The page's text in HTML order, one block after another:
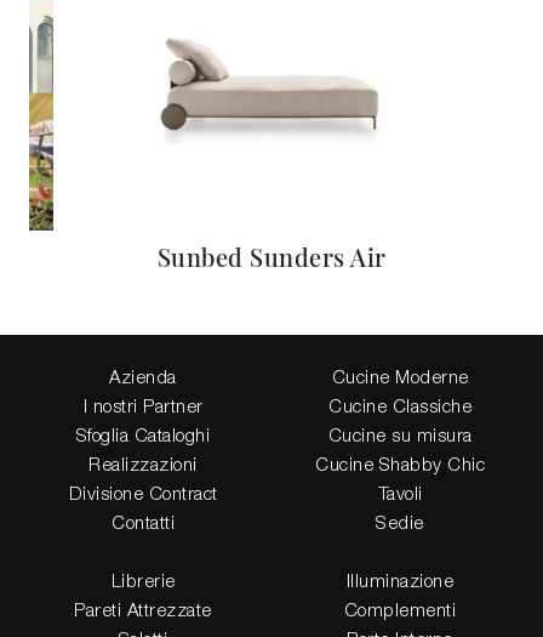
Sunbed Sunders Air
Azienda
I nostri Partner
Sfoglia Cataloghi
Realizzazioni
Divisione Contract
Contatti
Cucine Moderne
Cucine Classiche
Cucine su misura
Cucine Shabby Chic
Tavoli
Sedie
Librerie
Pareti Attrezzate
Illuminazione
Complementi